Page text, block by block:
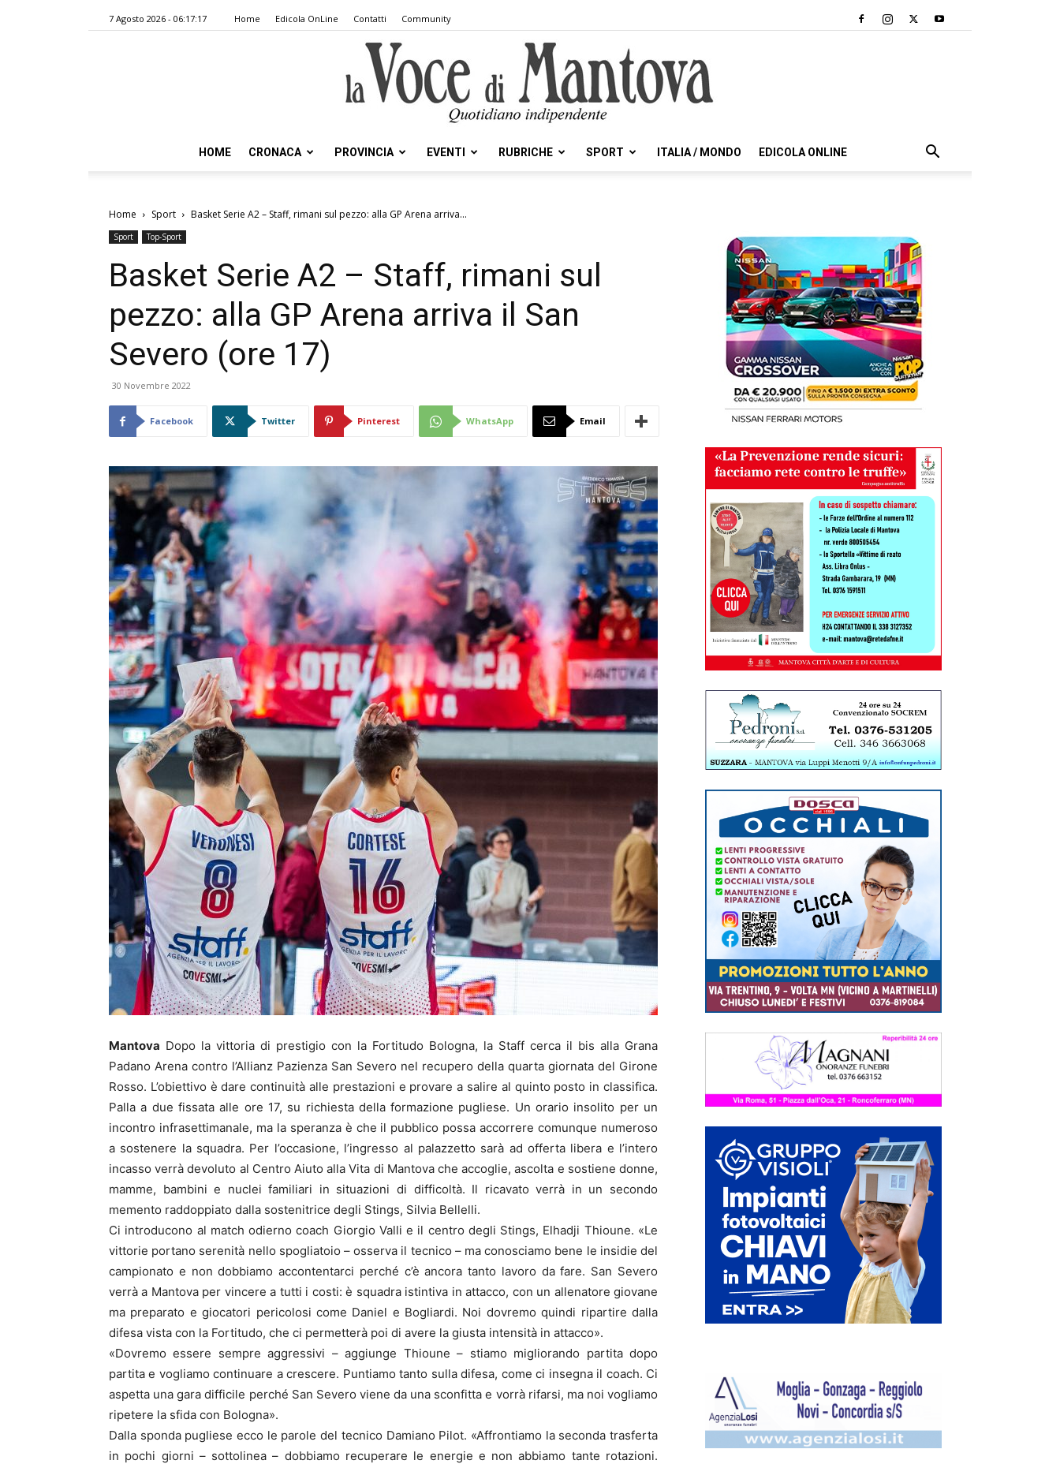
7 Agosto 2026 - 06:17:17 Home Edicola OnLine Contatti Community
Voce
Mantova
HOME CRONACA PROVINCIA EVENTI RUBRICHE SPORT ITALIA / MONDO EDICOLA ONLINE
Home Sport Basket Serie A2 – Staff, rimani sul pezzo: alla GP Arena arriva...
Sport Top-Sport
Basket Serie A2 – Staff, rimani sul
pezzo: alla GP Arena arriva il San
Severo (ore 17)
30 Novembre 2022
Facebook Twitter Pinterest WhatsApp Email
Mantova Dopo la vittoria di prestigio con la Fortitudo Bologna, la Staff cerca il bis alla Grana
Padano Arena contro l’Allianz Pazienza San Severo nel recupero della quarta giornata del Girone
Rosso. L’obiettivo è dare continuità alle prestazioni e provare a salire al quinto posto in classifica.
Palla a due fissata alle ore 17, su richiesta della formazione pugliese. Un orario insolito per un
incontro infrasettimanale, ma la speranza è che il pubblico possa accorrere comunque numeroso
a sostenere la squadra. Per l’occasione, l’ingresso al palazzetto sarà ad offerta libera e l’intero
incasso verrà devoluto al Centro Aiuto alla Vita di Mantova che accoglie, ascolta e sostiene donne,
mamme, bambini e nuclei familiari in situazioni di difficoltà. Il ricavato verrà in un secondo
memento raddoppiato dalla sostenitrice degli Stings, Silvia Bellelli.
Ci introducono al match odierno coach Giorgio Valli e il centro degli Stings, Elhadji Thioune. «Le
vittorie portano serenità nello spogliatoio – osserva il tecnico – ma conosciamo bene le insidie del
campionato e non dobbiamo accontentarci perché c’è ancora tanto lavoro da fare. San Severo
verrà a Mantova per vincere a tutti i costi: è squadra istintiva in attacco, con un allenatore giovane
ma preparato e giocatori pericolosi come Daniel e Bogliardi. Noi dovremo quindi ripartire dalla
difesa vista con la Fortitudo, che ci permetterà poi di avere la giusta intensità in attacco».
«Dovremo essere sempre aggressivi – aggiunge Thioune – stiamo migliorando partita dopo
partita e vogliamo continuare a crescere. Puntiamo tanto sulla difesa, come ci insegna il coach. Ci
aspetta una gara difficile perché San Severo viene da una sconfitta e vorrà rifarsi, ma noi vogliamo
ripetere la sfida con Bologna».
Dalla sponda pugliese ecco le parole del tecnico Damiano Pilot. «Affrontiamo la seconda trasferta
in pochi giorni – sottolinea – dobbiamo recuperare le energie e non abbiamo tante rotazioni.